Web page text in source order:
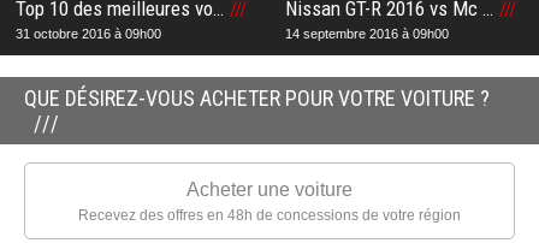
Top 10 des meilleures voitures familiales du moment : Notre liste pour vous aider à acheter le meilleur modèle familiale
31 octobre 2016 à 09h00
Nissan GT-R 2016 vs Mc Laren MP4-12C : Notre comparatif et notre avis après notre essai sur la meilleure supercar
14 septembre 2016 à 09h00
QUE DÉSIREZ-VOUS ACHETER POUR VOTRE VOITURE ?
Acheter une voiture
Recevez des offres en 48h de concessions de votre région